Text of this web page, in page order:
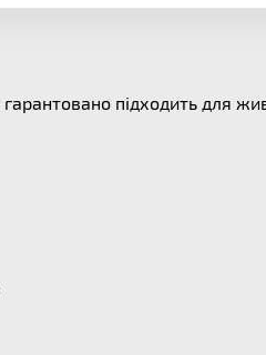
гарантовано підходить для